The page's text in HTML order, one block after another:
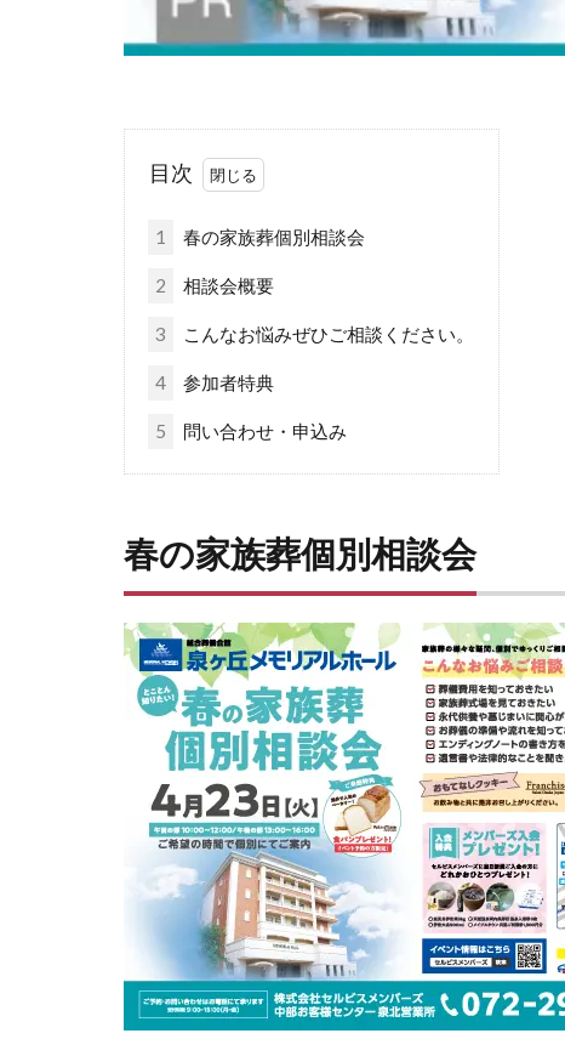
目次
1 春の家族葬個別相談会
2 相談会概要
3 こんなお悩みぜひご相談ください。
4 参加者特典
5 問い合わせ・申込み
春の家族葬個別相談会